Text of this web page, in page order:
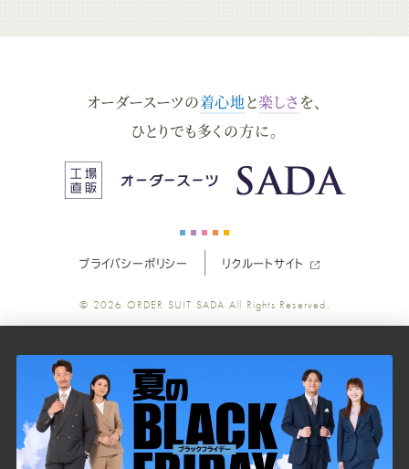
ー
ス
ツ
SADA
の
公
ー
ス
ー
SADA
の
公
ー
ス
ー
ツ
SADA
公
ー
ス
ツ
SADA
公
ス
ツ
SADA
の
公
オーダースーツの着心地と楽しさ を、
ひとりでも多くの方に。
プライバシーポリシー リクルートサイト
© 2026 ORDER SUIT SADA All Rights Reserved.